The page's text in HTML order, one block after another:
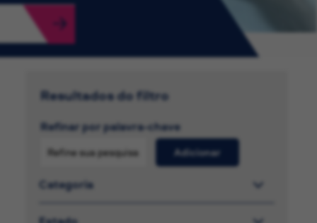
Resultados do filtro
Refinar por palavra-chave
Adicionar
Categoria